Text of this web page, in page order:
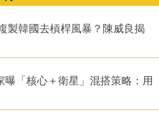
製韓國去槓桿風暴？陳威良揭
曝「核心＋衛星」混搭策略：用